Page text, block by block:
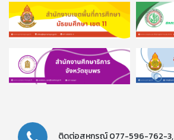
ติดต่อสหกรณ์077-596-762-3,